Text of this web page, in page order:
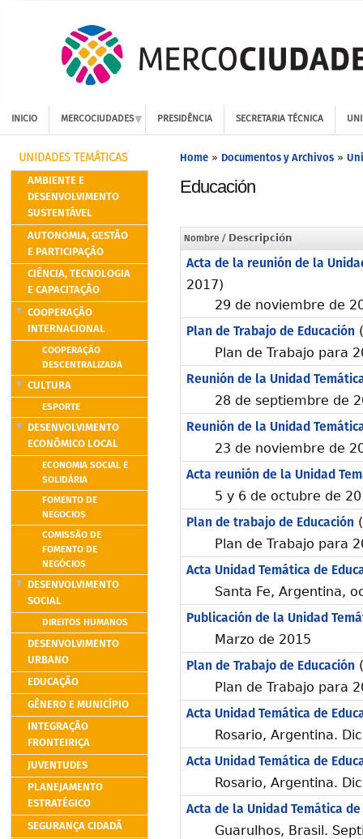
INICIO MERCOCIUDADES PRESIDÊNCIA SECRETARIA TÉCNICA
UNIDADES TEMÁTICAS
AMBIENTE E
DESENVOLVIMENTO
SUSTENTÁVEL
AUTONOMIA, GESTÃO
E PARTICIPAÇÃO
CIÊNCIA, TECNOLOGIA
E CAPACITAÇÃO
COOPERAÇÃO
INTERNACIONAL
COOPERAÇÃO
DESCENTRALIZADA
CULTURA
ESPORTE
DESENVOLVIMENTO
ECONÔMICO LOCAL
ECONOMIA SOCIAL E
SOLIDÁRIA
FOMENTO DE
NEGOCIOS
COMISSÃO DE
FOMENTO DE
NEGÓCIOS
DESENVOLVIMENTO
SOCIAL
DIREITOS HUMANOS
DESENVOLVIMENTO
URBANO
EDUCAÇÃO
GÊNERO E MUNICÍPIO
INTEGRAÇÃO
FRONTEIRIÇA
JUVENTUDES
PLANEJAMENTO
ESTRATÉGICO
SEGURANÇA CIDADÃ
Home » Documentos y Archivos »
Educación
Nombre / Descripción
Acta de la reunión de la
2017)
29 de noviembre de
Plan de Trabajo de Educación
Plan de Trabajo para
Reunión de la Unidad
28 de septiembre de
Reunión de la Unidad
23 de noviembre de
Acta reunión de la Unidad
5 y 6 de octubre de
Plan de trabajo de Educación
Plan de Trabajo para
Acta Unidad Temática de
Santa Fe, Argentina,
Publicación de la Unidad
Marzo de 2015
Plan de Trabajo de Educación
Plan de Trabajo para
Acta Unidad Temática de
Rosario, Argentina.
Acta Unidad Temática de
Rosario, Argentina.
Acta de la Unidad Temática
Guarulhos, Brasil.